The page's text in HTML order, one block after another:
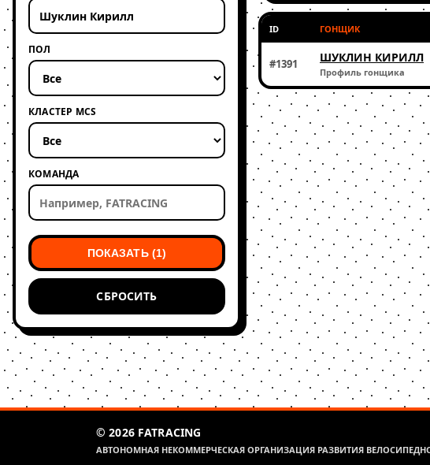
ПОЛ
КЛАСТЕР MCS
КОМАНДА
ПОКАЗАТЬ (1)
СБРОСИТЬ
ID ГОНЩИК
#1391 ШУКЛИН КИРИЛЛ
Профиль гонщика
© 2026 FATRACING
АВТОНОМНАЯ НЕКОММЕРЧЕСКАЯ ОРГАНИЗАЦИЯ РАЗВИТИЯ